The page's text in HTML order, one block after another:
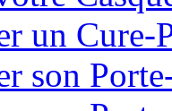
un Cure-
son